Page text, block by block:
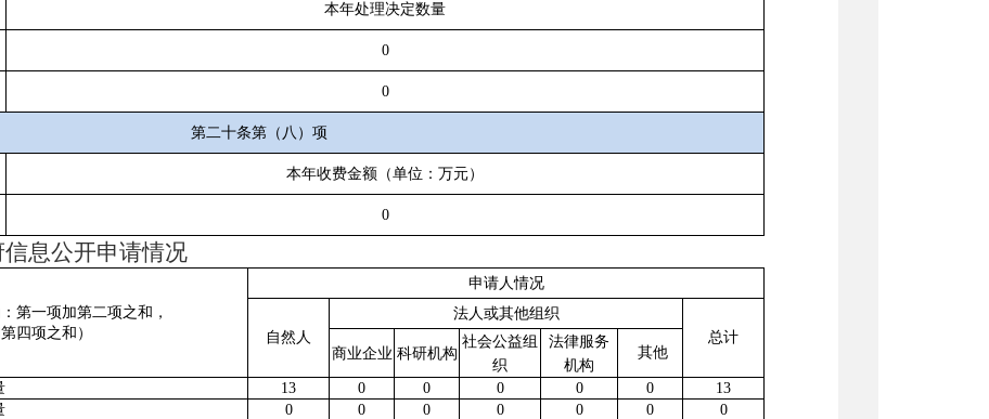
本年处理决定数量
0
0
第二十条第（八）项
本年收费金额（单位：万元）
0
息公开申请情况
第一项加第二项之和，
四项之和）
申请人情况
自然人
法人或其他组织
总计
商业企业 科研机构
社会公益组
织
法律服务
机构
其他
13 0 0 0 0 0
13
0 0 0 0 0 0 0